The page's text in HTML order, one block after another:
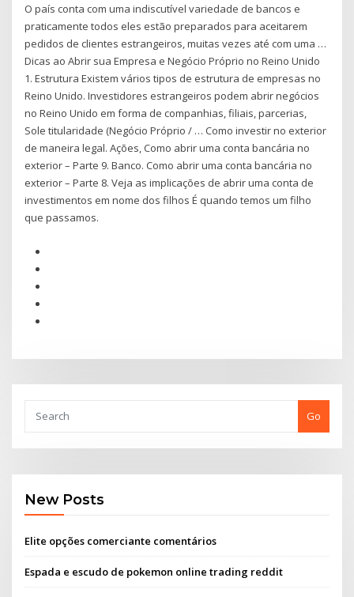
O país conta com uma indiscutível variedade de bancos e
praticamente todos eles estão preparados para aceitarem
pedidos de clientes estrangeiros, muitas vezes até com uma …
Dicas ao Abrir sua Empresa e Negócio Próprio no Reino Unido
1. Estrutura Existem vários tipos de estrutura de empresas no
Reino Unido. Investidores estrangeiros podem abrir negócios
no Reino Unido em forma de companhias, filiais, parcerias,
Sole titularidade (Negócio Próprio / … Como investir no exterior
de maneira legal. Ações, Como abrir uma conta bancária no
exterior – Parte 9. Banco. Como abrir uma conta bancária no
exterior – Parte 8. Veja as implicações de abrir uma conta de
investimentos em nome dos filhos É quando temos um filho
que passamos.
Go
New Posts
Elite opções comerciante comentários
Espada e escudo de pokemon online trading reddit